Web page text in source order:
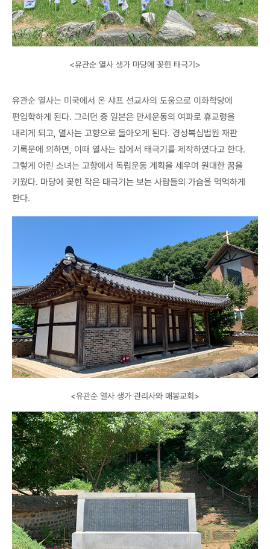
<유관순 열사 생가 마당에 꽂힌 태극기>
유관순 열사는 미국에서 온 샤프 선교사의 도움으로 이화학당에
편입학하게 된다. 그러던 중 일본은 만세운동의 여파로 휴교령을
내리게 되고, 열사는 고향으로 돌아오게 된다. 경성복심법원 재판
기록문에 의하면, 이때 열사는 집에서 태극기를 제작하였다고 한다.
그렇게 어린 소녀는 고향에서 독립운동 계획을 세우며 원대한 꿈을
키웠다. 마당에 꽂힌 작은 태극기는 보는 사람들의 가슴을 먹먹하게
한다.
<유관순 열사 생가 관리사와 매봉교회>